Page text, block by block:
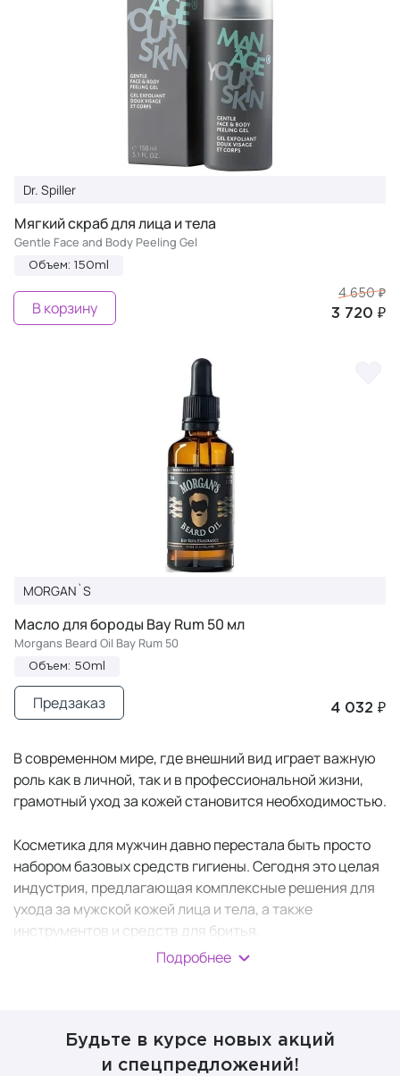
Dr. Spiller
Мягкий скраб для лица и тела
Gentle Face and Body Peeling Gel
Объем: 150ml
4 650 ₽
3 720 ₽
В корзину
MORGAN`S
Масло для бороды Bay Rum 50 мл
Morgans Beard Oil Bay Rum 50
Объем: 50ml
4 032 ₽
Предзаказ
В современном мире, где внешний вид играет важную
роль как в личной, так и в профессиональной жизни,
грамотный уход за кожей становится необходимостью.
Косметика для мужчин давно перестала быть просто
набором базовых средств гигиены. Сегодня это целая
индустрия, предлагающая комплексные решения для
ухода за мужской кожей лица и тела, а также
инструментов и средств для бритья.
уверенно в любой ситуации. Главное — найти баланс
между эффективностью и комфортом, чтобы уход
Подробнее
Будьте в курсе новых акций
и спецпредложений!